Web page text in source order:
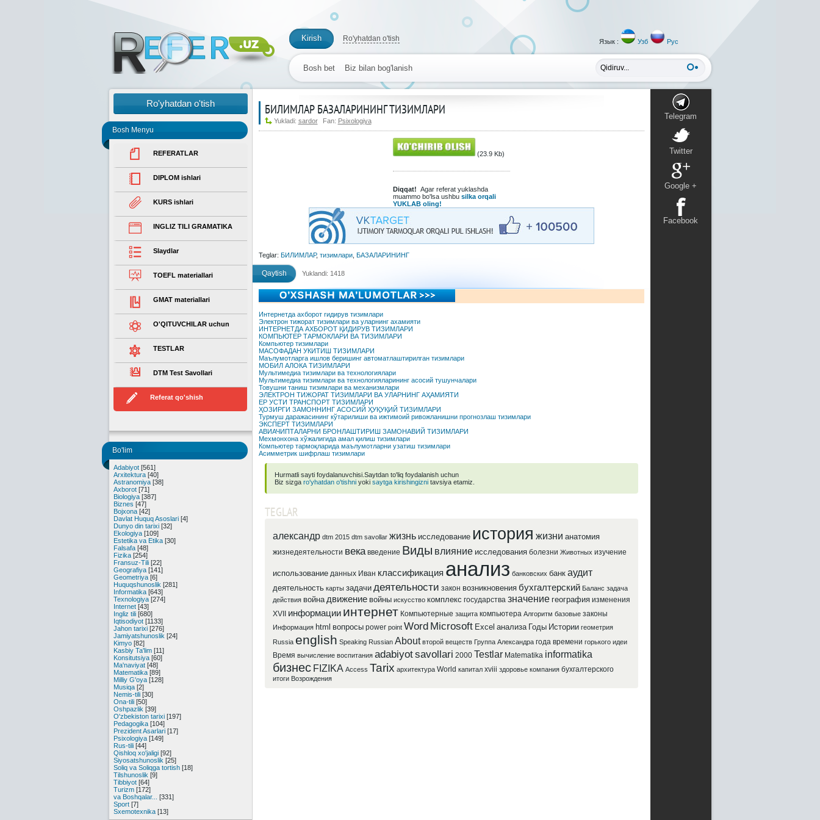
Kirish Ro'yhatdan o'tish Язык : Узб Рус
Bosh bet Biz bilan bog'lanish
Ro'yhatdan o'tish
Bosh Menyu
REFERATLAR
DIPLOM ishlari
KURS ishlari
INGLIZ TILI GRAMATIKA
Slaydlar
TOEFL materiallari
GMAT materiallari
O'QITUVCHILAR uchun
TESTLAR
DTM Test Savollari
Referat qo'shish
Bo'lim
Adabiyot [561]
Arxitektura [40]
Astranomiya [38]
Axborot [71]
Biologiya [387]
Biznes [47]
Bojxona [42]
Davlat Huquq Asoslari [4]
Dunyo din tarixi [32]
Ekologiya [109]
Estetika va Etika [30]
Falsafa [48]
Fizika [254]
Fransuz-Tili [22]
Geografiya [141]
Geometriya [6]
Huquqshunoslik [281]
Informatika [643]
Texnologiya [274]
Internet [43]
Ingliz tili [680]
Iqtisodiyot [1133]
Jahon tarixi [276]
Jamiyatshunoslik [24]
Kimyo [82]
Kasbiy Ta'lim [11]
Konsitutsiya [60]
Ma'naviyat [48]
Matematika [89]
Milliy G'oya [128]
Musiqa [2]
Nemis-tili [30]
Ona-tili [50]
Oshpazlik [39]
O'zbekiston tarixi [197]
Pedagogika [104]
Prezident Asarlari [17]
Psixologiya [149]
Rus-tili [44]
Qishloq xo'jaligi [92]
Siyosatshunoslik [25]
Soliq va Soliqga tortish [18]
Tilshunoslik [9]
Tibbiyot [64]
Turizm [172]
va Boshqalar...
[331]
Sport [7]
Sxemotexnika [13]
Telegram
Twitter
Google +
Facebook
БИЛИМЛАР БАЗАЛАРИНИНГ ТИЗИМЛАРИ
Yukladi: sardor Fan: Psixologiya
(23.9 Kb)
Diqqat! Agar referat yuklashda
muammo bo'lsa ushbu silka orqali
YUKLAB oling!
Teglar: БИЛИМЛАР, тизимлари, БАЗАЛАРИНИНГ
Qaytish Yuklandi: 1418
Интернетда ахборот rидирув тизимлари
Электрон тижорат тизимлари ва уларнинг ахамияти
ИНТЕРНЕТДА АХБОРОТ ҚИДИРУВ ТИЗИМЛАРИ
КОМПЬЮТЕР ТАРМОКЛАРИ ВА ТИЗИМЛАРИ
Компьютер тизимлари
МАСОФАДАН УКИТИШ ТИЗИМЛАРИ
Маълумотларга ишлов беришинг автоматлаштирилган тизимлари
МОБИЛ АЛОКА ТИЗИМЛАРИ
Мультимедиа тизимлари ва технологиялари
Мультимедиа тизимлари ва технологияларининг асосий тушунчалари
Товушни таниш тизимлари ва механизмлари
ЭЛЕКТРОН ТИЖОРАТ ТИЗИМЛАРИ ВА УЛАРНИНГ АҲАМИЯТИ
ЕР УСТИ ТРАНСПОРТ ТИЗИМЛАРИ
ҲОЗИРГИ ЗАМОННИНГ АСОСИЙ ҲУҚУҚИЙ ТИЗИМЛАРИ
Турмуш даражасининг кўтарилиши ва ижтимоий ривожланишни прогнозлаш тизимлари
ЭКСПЕРТ ТИЗИМЛАРИ
АВИАЧИПТАЛАРНИ БРОНЛАШТИРИШ ЗАМОНАВИЙ ТИЗИМЛАРИ
Мехмонхона хўжалигида амал қилиш тизимлари
Компьютер тармоқларида маълумотларни узатиш тизимлари
Асимметрик шифрлаш тизимлари
Hurmatli sayti foydalanuvchisi.Saytdan to'liq foydalanish uchun
Biz sizga ro'yhatdan o'tishniyoki saytga kirishingiznitavsiya etamiz.
TEGLAR
александр dtm 2015 dtm savollar жизнь исследование история жизни анатомия
жизнедеятельности века введение Виды влияние исследования болезни Животных изучение
использование данных Иван классификация анализ банковских банк аудит
деятельность карты задачи деятельности закон возникновения бухгалтерский Баланс задача
действия война движение войны искусство комплекс государства значение география изменения
XVII
информации интернет Компьютерные защита компьютера Алгоритм базовые законы
Информация html вопросы power point Word Microsoft Excel анализа Годы Истории геометрия
Russia english Speaking Russian About второй веществ Группа Александра года времени горького идеи
Время вычисление воспитания adabiyotsavollari 2000 Testlar Matematika informatika
бизнес FIZIKA Access Tarix архитектура World капитал xviii здоровье компания бухгалтерского
итоги Возрождения